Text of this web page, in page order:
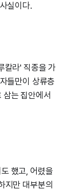
실이다.
칼라' 직종을 가
들만이 상류층
는 집안에서
했고, 어렸을
지만 대부분의